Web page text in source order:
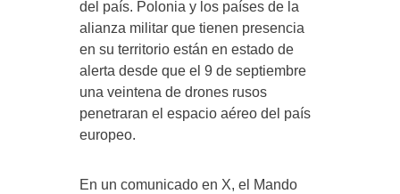
del país. Polonia y los países de la
alianza militar que tienen presencia
en su territorio están en estado de
alerta desde que el 9 de septiembre
una veintena de drones rusos
penetraran el espacio aéreo del país
europeo.
En un comunicado en X, el Mando